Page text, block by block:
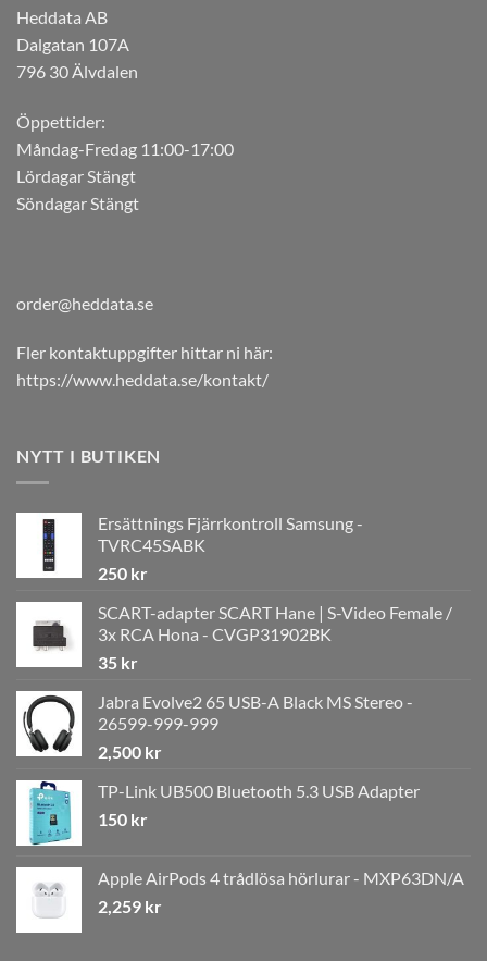
Heddata AB
Dalgatan 107A
796 30 Älvdalen
Öppettider:
Måndag-Fredag 11:00-17:00
Lördagar Stängt
Söndagar Stängt
order@heddata.se
Fler kontaktuppgifter hittar ni här:
https://www.heddata.se/kontakt/
NYTT I BUTIKEN
Ersättnings Fjärrkontroll Samsung -
TVRC45SABK
250 kr
SCART-adapter SCART Hane | S-Video Female /
3x RCA Hona - CVGP31902BK
35 kr
Jabra Evolve2 65 USB-A Black MS Stereo -
26599-999-999
2,500 kr
TP-Link UB500 Bluetooth 5.3 USB Adapter
150 kr
Apple AirPods 4 trådlösa hörlurar - MXP63DN/A
2,259 kr